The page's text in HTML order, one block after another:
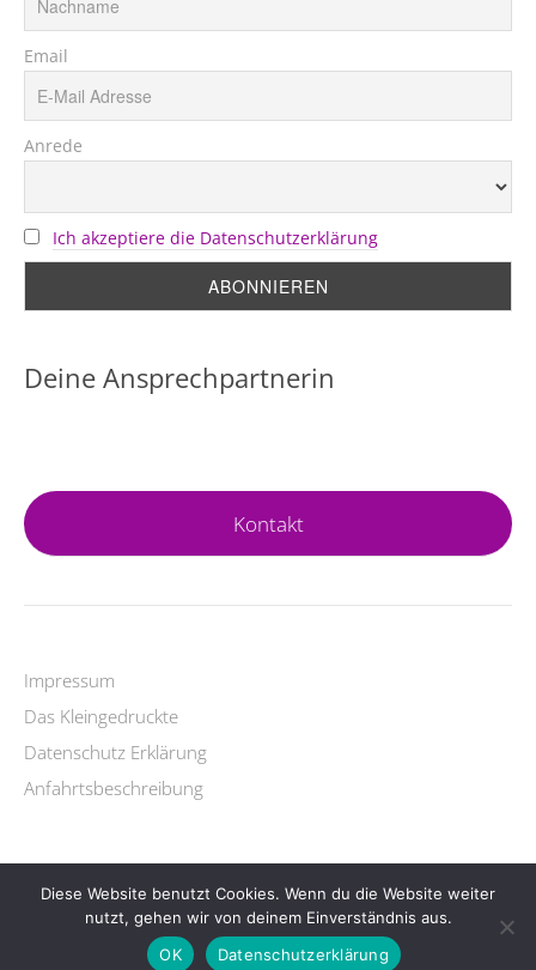
Email
Anrede
Ich akzeptiere die Datenschutzerklärung
Deine Ansprechpartnerin
Kontakt
Impressum
Das Kleingedruckte
Datenschutz Erklärung
Anfahrtsbeschreibung
Copyright © 2026 Yogalehrer Ausbildung.
LifestyleWordPress Theme by themehit.com
Diese Website benutzt Cookies. Wenn du die Website weiter
nutzt, gehen wir von deinem Einverständnis aus.
OK
Datenschutzerklärung